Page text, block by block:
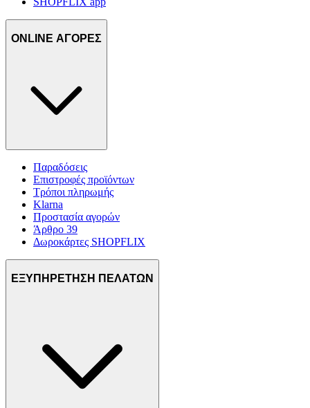
ONLINE ΑΓΟΡΕΣ
Παραδόσεις
Επιστροφές προϊόντων
Τρόποι πληρωμής
Klarna
Προστασία αγορών
Άρθρο 39
Δωροκάρτες SHOPFLIX
ΕΞΥΠΗΡΕΤΗΣΗ ΠΕΛΑΤΩΝ